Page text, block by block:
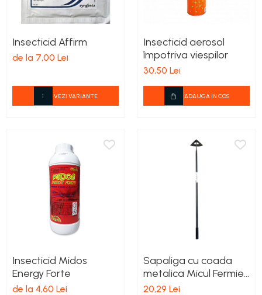
Insecticid Affirm
de la 7,00 Lei
VEZI VARIANTE
Insecticid aerosol
împotriva viespilor
30,50 Lei
ADAUGA IN COS
Insecticid Midos
Energy Forte
de la 4,60 Lei
Sapaliga cu coada
metalica Micul Fermier
600x210mm
20,29 Lei